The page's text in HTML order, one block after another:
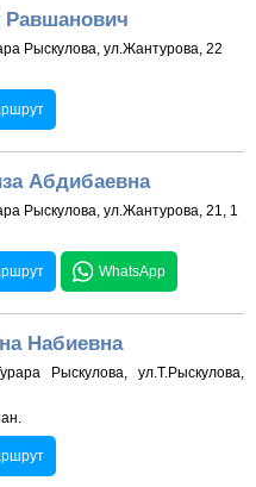
Равшанович
Рыскулова, ул.Жантурова, 22
Абдибаевна
Рыскулова, ул.Жантурова, 21, 1
WhatsApp
Набиевна
Рыскулова, ул.Т.Рыскулова,